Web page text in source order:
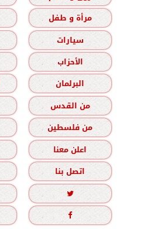
مرأة و طفل
سيارات
الأحزاب
البرلمان
من القدس
من فلسطين
اعلن معنا
اتصل بنا

